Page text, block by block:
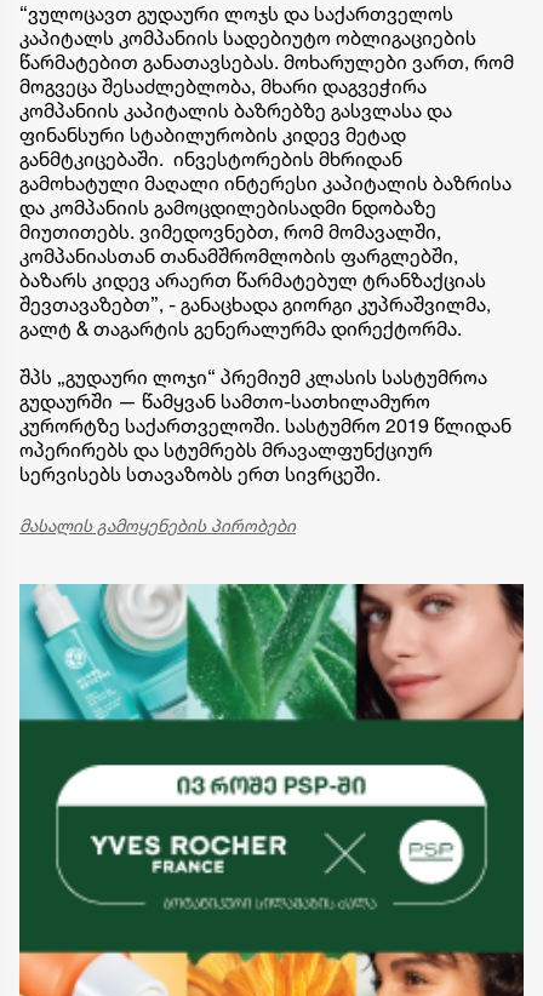
“ვულოცავთ გუდაური ლოჯს და საქართველოს
კაპიტალს კომპანიის სადებიუტო ობლიგაციების
წარმატებით განათავსებას. მოხარულები ვართ, რომ
მოგვეცა შესაძლებლობა, მხარი დაგვეჭირა
კომპანიის კაპიტალის ბაზრებზე გასვლასა და
ფინანსური სტაბილურობის კიდევ მეტად
განმტკიცებაში. ინვესტორების მხრიდან
გამოხატული მაღალი ინტერესი კაპიტალის ბაზრისა
და კომპანიის გამოცდილებისადმი ნდობაზე
მიუთითებს. ვიმედოვნებთ, რომ მომავალში,
კომპანიასთან თანამშრომლობის ფარგლებში,
ბაზარს კიდევ არაერთ წარმატებულ ტრანზაქციას
შევთავაზებთ”, - განაცხადა გიორგი კუპრაშვილმა,
გალტ & თაგარტის გენერალურმა დირექტორმა.
შპს „გუდაური ლოჯი“ პრემიუმ კლასის სასტუმროა
გუდაურში — წამყვან სამთო-სათხილამურო
კურორტზე საქართველოში. სასტუმრო 2019 წლიდან
ოპერირებს და სტუმრებს მრავალფუნქციურ
სერვისებს სთავაზობს ერთ სივრცეში.
მასალის გამოყენების პირობები